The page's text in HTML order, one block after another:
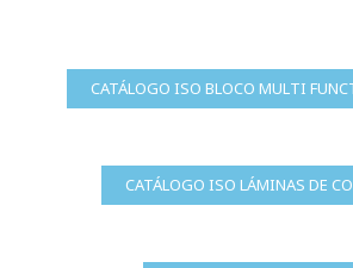
CATÁLOGO ISO BLOCO MULTI
CATÁLOGO ISO LÁMINAS DE